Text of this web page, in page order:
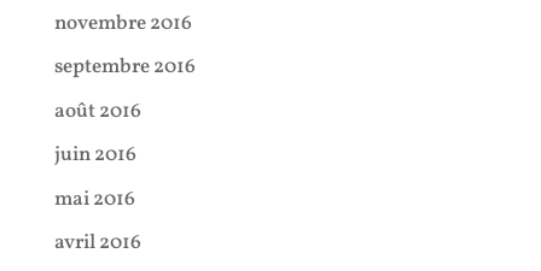
novembre 2016
septembre 2016
août 2016
juin 2016
mai 2016
avril 2016